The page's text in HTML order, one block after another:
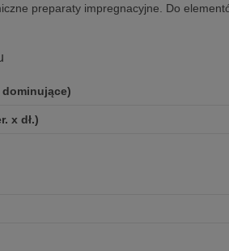
preparaty impregnacyjne. Do
x dł.)